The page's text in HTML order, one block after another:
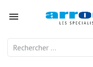
